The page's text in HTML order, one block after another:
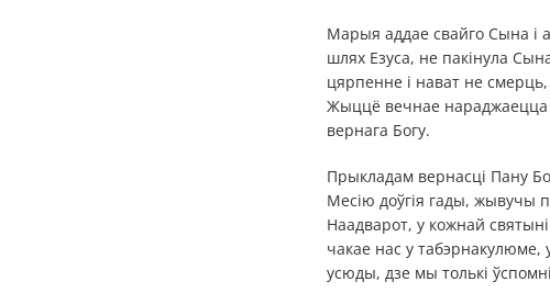
Марыя аддае свайго Сына і
шлях Езуса, не пакінула
цярпенне і нават не
Жыццё вечнае нараджаецца
вернага Богу.
Прыкладам вернасці Пану
Месію доўгія гады, жывучы
Наадварот, у кожнай
чакае нас у табэрнакулюме,
усюды, дзе мы толькі